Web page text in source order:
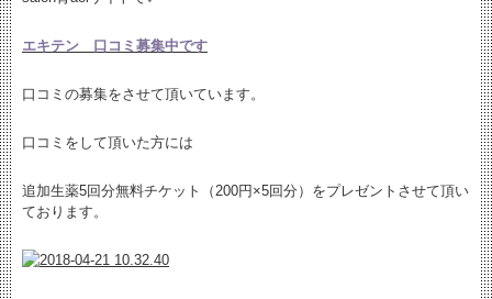
エキテン 口コミ募集中です
口コミの募集をさせて頂いています。
口コミをして頂いた方には
追加生薬5回分無料チケット（200円×5回分）をプレゼントさせて頂い
ております。